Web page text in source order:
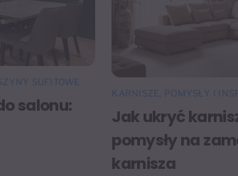
SUFITOWE
salonu:
KARNISZE POMYSŁY I
Jak ukryć
pomysły na
karnisza